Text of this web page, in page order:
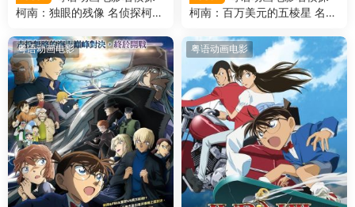
柯南：独眼的残像 名侦探柯南
语版
柯南：百万美元的五棱星 名侦
元的五棱星粤语版
粤语动画电影 粤语动画电影